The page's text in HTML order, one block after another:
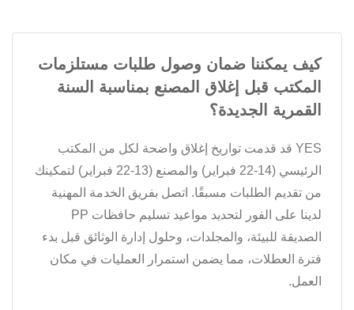
كيف يمكننا ضمان وصول طلبات مستلزمات
المكتب قبل إغلاق المصنع بمناسبة السنة
القمرية الجديدة؟
YES قد قدمت تواريخ إغلاق واضحة لكل من المكتب
الرئيسي (14-22 فبراير) والمصنع (13-22 فبراير) لتمكينك
من تقديم الطلبات مسبقًا. اتصل بفريق الخدمة المهنية
لدينا على الفور لتحديد مواعيد تسليم حافظات PP
الصديقة للبيئة، والمجلدات، وحلول إدارة الوثائق قبل بدء
فترة العطلات، مما يضمن استمرار العمليات في مكان
العمل.